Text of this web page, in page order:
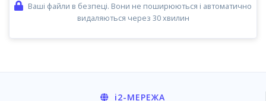
Ваші файли в безпеці. Вони не поширюються і автоматично
видаляються через 30 хвилин
i2-МЕРЕЖА